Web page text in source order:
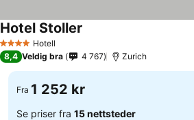
4 StjernerHotell
Hotel Stoller
8,4 Veldig bra 4 767 Zurich
Fra 1 252 kr
Se priser fra 15 nettsteder